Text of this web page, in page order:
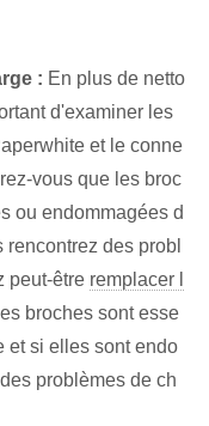
: En plus de netto
d'examiner les
et le conne
vous que les broc
ou endommagées d
des probl
peut-être remplacer l
broches ⁢sont esse
et si elles sont endo
problèmes de ch